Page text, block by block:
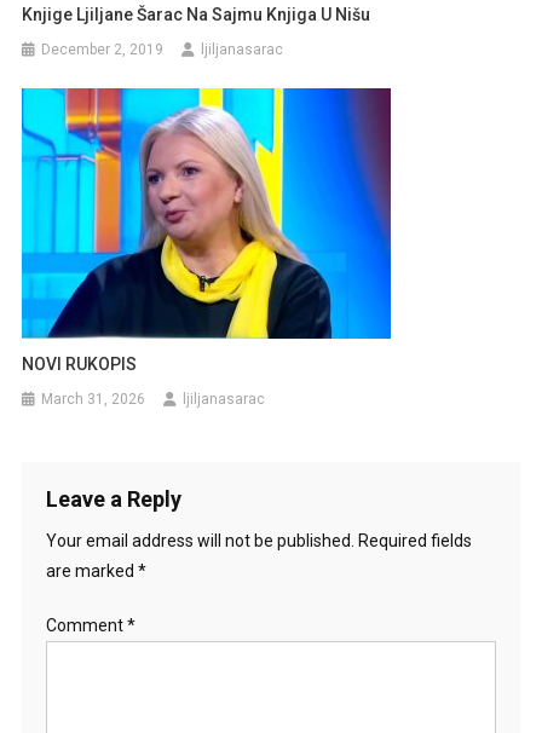
Knjige Ljiljane Šarac Na Sajmu Knjiga U Nišu
December 2, 2019 ljiljanasarac
NOVI RUKOPIS
March 31, 2026 ljiljanasarac
Leave a Reply
Your email address will not be published. Required fields
are marked *
Comment*